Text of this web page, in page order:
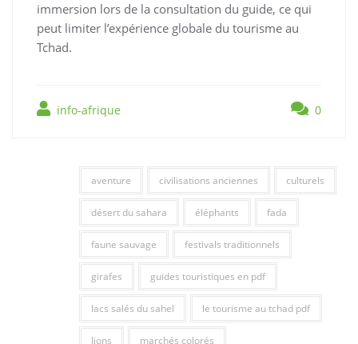
immersion lors de la consultation du guide, ce qui
peut limiter l’expérience globale du tourisme au
Tchad.
info-afrique 0
aventure civilisations anciennes culturels
désert du sahara éléphants fada
faune sauvage festivals traditionnels
girafes guides touristiques en pdf
lacs salés du sahel le tourisme au tchad pdf
lions marchés colorés